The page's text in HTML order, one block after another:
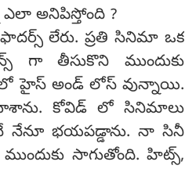
అనిపిస్తోంది ?
లేరు. ప్రతి సినిమా ఒక
గా తీసుకొని ముందుకు
హైస్ అండ్ లోస్ వున్నాయి.
కోవిడ్ లో సినిమాలు
నేనూ భయపడ్డాను. నా సినీ
సాగుతోంది. హిట్స్,